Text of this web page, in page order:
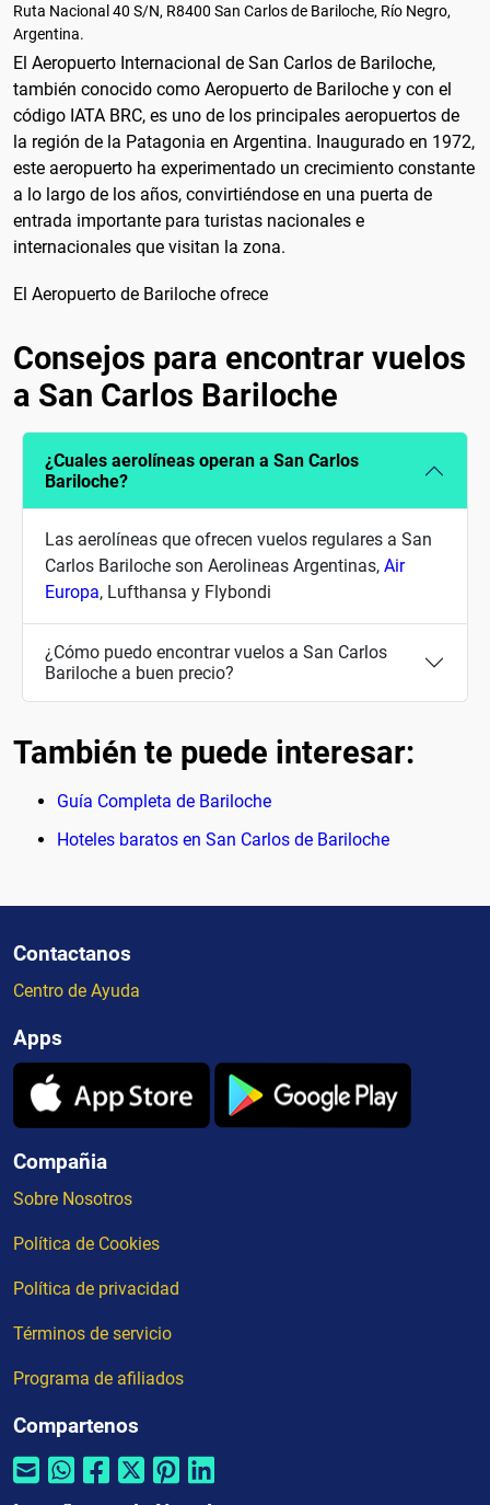
Ruta Nacional 40 S/N, R8400 San Carlos de Bariloche, Río Negro,
Argentina.
El Aeropuerto Internacional de San Carlos de Bariloche,
también conocido como Aeropuerto de Bariloche y con el
código IATA BRC, es uno de los principales aeropuertos de
la región de la Patagonia en Argentina. Inaugurado en 1972,
este aeropuerto ha experimentado un crecimiento constante
a lo largo de los años, convirtiéndose en una puerta de
entrada importante para turistas nacionales e
internacionales que visitan la zona.
El Aeropuerto de Bariloche ofrece
Consejos para encontrar vuelos
a San Carlos Bariloche
¿Cuales aerolíneas operan a San Carlos
Bariloche?
Las aerolíneas que ofrecen vuelos regulares a San
Carlos Bariloche son Aerolineas Argentinas, Air
Europa, Lufthansa y Flybondi
¿Cómo puedo encontrar vuelos a San Carlos
Bariloche a buen precio?
También te puede interesar:
Guía Completa de Bariloche
Hoteles baratos en San Carlos de Bariloche
Contactanos
Centro de Ayuda
Apps
Compañia
Sobre Nosotros
Política de Cookies
Política de privacidad
Términos de servicio
Programa de afiliados
Compartenos